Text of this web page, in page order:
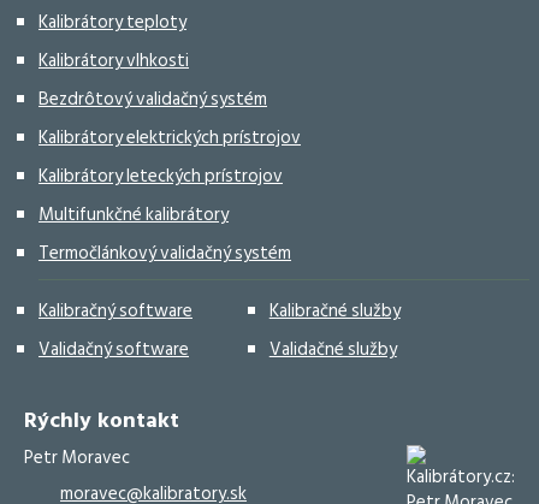
Kalibrátory teploty
Kalibrátory vlhkosti
Bezdrôtový validačný systém
Kalibrátory elektrických prístrojov
Kalibrátory leteckých prístrojov
Multifunkčné kalibrátory
Termočlánkový validačný systém
Kalibračný software
Kalibračné služby
Validačný software
Validačné služby
Rýchly kontakt
Petr Moravec
moravec@kalibratory.sk